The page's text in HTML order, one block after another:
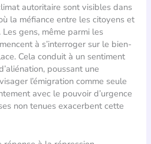
autoritaire sont visibles dans
la méfiance entre les citoyens et
gens, même parmi les
à s’interroger sur le bien-
Cela conduit à un sentiment
poussant une
l’émigration comme seule
avec le pouvoir d’urgence
non tenues exacerbent cette